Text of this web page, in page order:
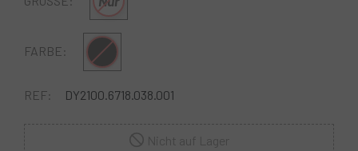
FARBE: Schwarz
REF: DY2100.6718.038.001